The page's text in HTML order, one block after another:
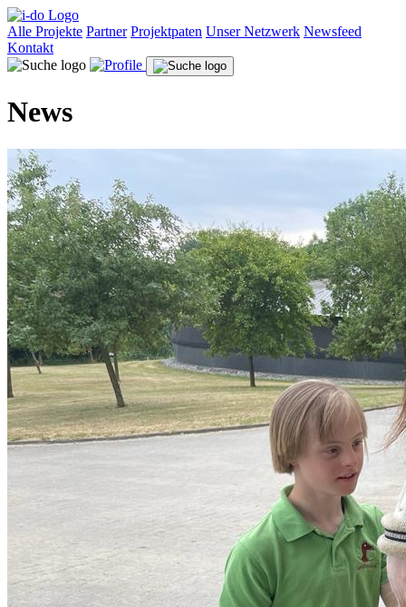
Alle Projekte Partner Projektpaten Unser Netzwerk Newsfeed
Kontakt
News